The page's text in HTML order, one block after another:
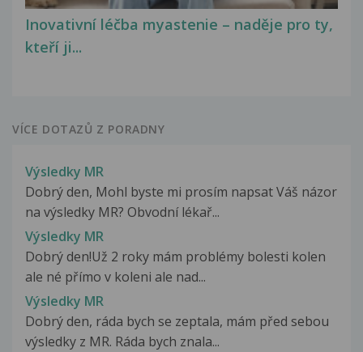
Inovativní léčba myastenie – naděje pro ty,
kteří ji...
VÍCE DOTAZŮ Z PORADNY
Výsledky MR
Dobrý den, Mohl byste mi prosím napsat Váš názor
na výsledky MR? Obvodní lékař...
Výsledky MR
Dobrý den!Už 2 roky mám problémy bolesti kolen
ale né přímo v koleni ale nad...
Výsledky MR
Dobrý den, ráda bych se zeptala, mám před sebou
výsledky z MR. Ráda bych znala...